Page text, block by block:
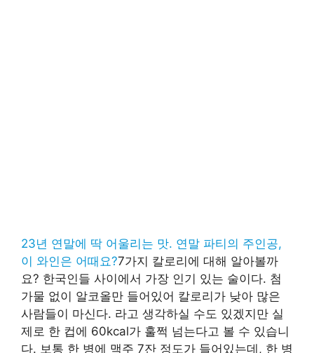
23년 연말에 딱 어울리는 맛. 연말 파티의 주인공,
이 와인은 어때요?7가지 칼로리에 대해 알아볼까
요? 한국인들 사이에서 가장 인기 있는 술이다. 첨
가물 없이 알코올만 들어있어 칼로리가 낮아 많은
사람들이 마신다. 라고 생각하실 수도 있겠지만 실
제로 한 컵에 60kcal가 훌쩍 넘는다고 볼 수 있습니
다. 보통 한 병에 맥주 7잔 정도가 들어있는데, 한 병